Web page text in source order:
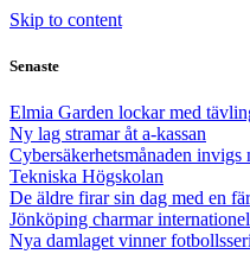
Skip to content
Senaste
Elmia Garden lockar med
Ny lag stramar åt a-kassan
Cybersäkerhetsmånaden invigs
Tekniska Högskolan
De äldre firar sin dag med en
Jönköping charmar
Nya damlaget vinner